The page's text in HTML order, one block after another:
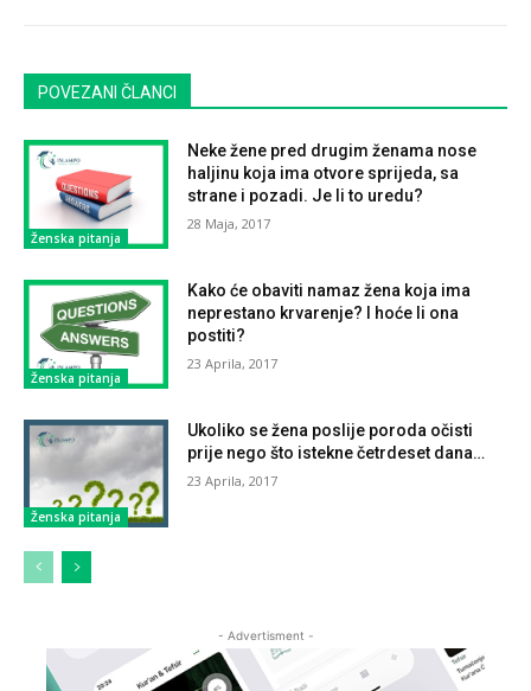
POVEZANI ČLANCI
Ženska pitanja
Neke žene pred drugim ženama nose
haljinu koja ima otvore sprijeda, sa
strane i pozadi. Je li to uredu?
28 Maja, 2017
Ženska pitanja
Kako će obaviti namaz žena koja ima
neprestano krvarenje? I hoće li ona
postiti?
23 Aprila, 2017
Ženska pitanja
Ukoliko se žena poslije poroda očisti
prije nego što istekne četrdeset dana…
23 Aprila, 2017
- Advertisment -